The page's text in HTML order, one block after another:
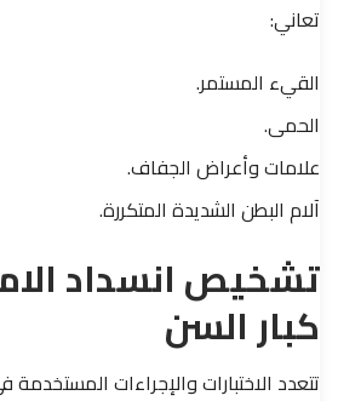
تعاني:
القيء المستمر.
الحمى.
علامات وأعراض الجفاف.
آلام البطن الشديدة المتكررة.
تشخيص انسداد
كبار السن
تتعدد الاختبارات والإجراءات